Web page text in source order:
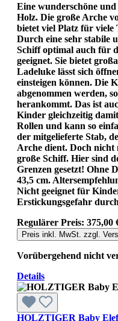
Eine wunderschöne
Holz. Die große Arche
bietet viel Platz für viele
Durch eine sehr stabile
Schiff optimal auch für
geeignet. Sie bietet
Ladeluke lässt sich
einsteigen können. Die
abgenommen werden,
herankommt. Das ist
Kinder gleichzeitig
Rollen und kann so
der mitgelieferte Stab,
Arche dient. Doch nicht
große Schiff. Hier sind
Grenzen gesetzt! Ohne
43,5 cm.
Nicht geeignet für
Erstickungsgefahr
Regulärer Preis: 375,00
Preis inkl. MwSt. zzgl.
Vorübergehend nicht
Details
HOLZTIGER Baby